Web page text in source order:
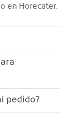
en Horecater.
pedido?